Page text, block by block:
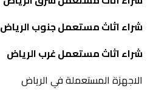
شراء اثاث مستعمل جنوب الرياض
شراء اثاث مستعمل غرب الرياض
الاجهزة المستعملة في الرياض